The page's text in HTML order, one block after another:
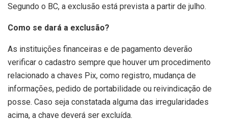
Segundo o BC, a exclusão está prevista a partir de julho.
Como se dará a exclusão?
As instituições financeiras e de pagamento deverão
verificar o cadastro sempre que houver um procedimento
relacionado a chaves Pix, como registro, mudança de
informações, pedido de portabilidade ou reivindicação de
posse. Caso seja constatada alguma das irregularidades
acima, a chave deverá ser excluída.